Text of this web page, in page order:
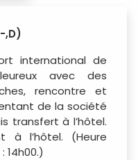
,D)
international de
avec des
rencontre et
de la société
transfert à l’hôtel.
à l’hôtel. (Heure
14h00.)